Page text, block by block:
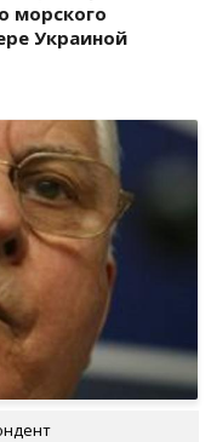
морского
Украиной